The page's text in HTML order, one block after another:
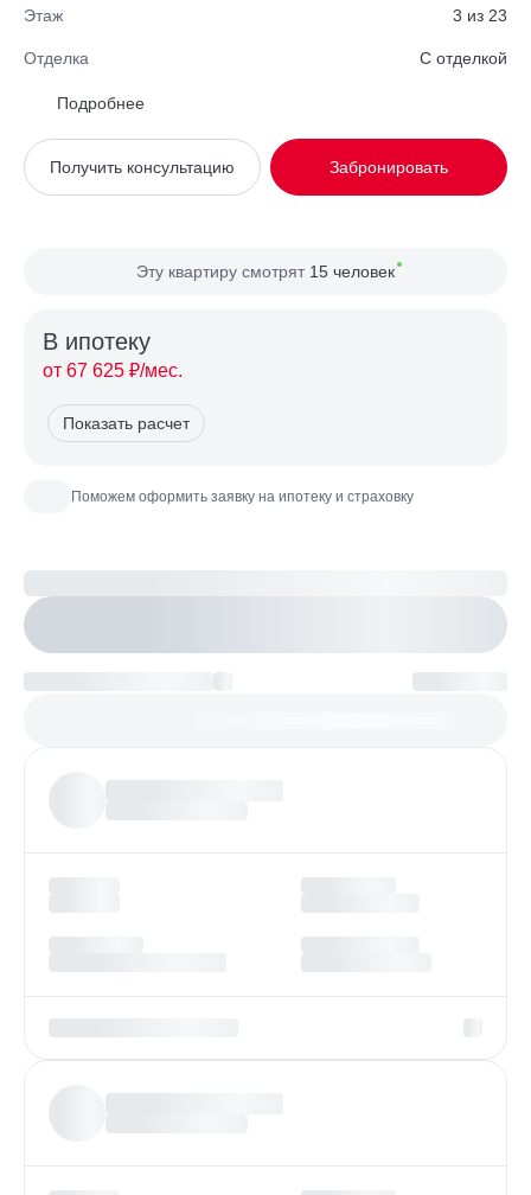
Этаж 3 из 23
Отделка С отделкой
Район
Вид из окна На улицу
Планировка Односторонняя
Подробнее
Забронировать
Получить консультацию
Эту квартиру смотрят 15 человек
В ипотекy
от 67 625 ₽/мес.
Показать расчет
Поможем оформить заявку на ипотеку и страховку